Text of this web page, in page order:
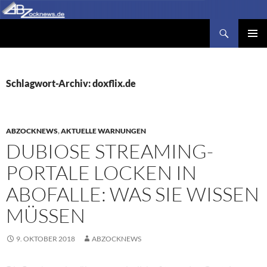
Zum
Inhalt
Schlagwort-Archiv: doxflix.de
ABZOCKNEWS,AKTUELLE WARNUNGEN
DUBIOSE STREAMING-
PORTALE LOCKEN IN
ABOFALLE: WAS SIE WISSEN
MÜSSEN
9. OKTOBER 2018 ABZOCKNEWS